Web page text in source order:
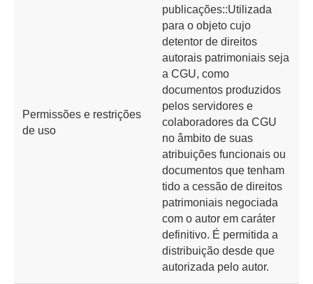
Permissões e restrições
de uso
publicações::Utilizada
para o objeto cujo
detentor de direitos
autorais patrimoniais seja
a CGU, como
documentos produzidos
pelos servidores e
colaboradores da CGU
no âmbito de suas
atribuições funcionais ou
documentos que tenham
tido a cessão de direitos
patrimoniais negociada
com o autor em caráter
definitivo. É permitida a
distribuição desde que
autorizada pelo autor.